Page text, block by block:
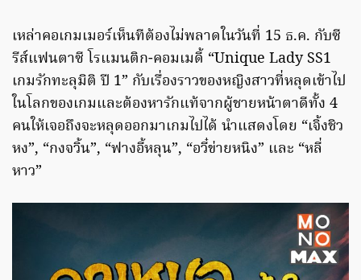
เหล่าคอเกมเมอร์เห็นทีต้องไม่พลาดในวันที่ 15 ธ.ค. กับซี
รีส์แฟนตาซี โรแมนติก-คอมเมดี้ “Unique Lady SS1
เกมรักทะลุมิติ ปี 1” กับเรื่องราวของหญิงสาวที่หลุดเข้าไป
ในโลกของเกมและต้องหารักแท้จากผู้ชายหน้าตาดีทั้ง 4
คนให้เจอถึงจะหลุดออกมาเกมไปได้ นำแสดงโดย “เจิ้งชิว
หง”, “กงจวิ้น”, “ฟางอี้หลุน”, “อวี๋ข่ายหนิง” และ “หลี่
หาว”